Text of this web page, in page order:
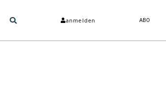
anmelden ABO